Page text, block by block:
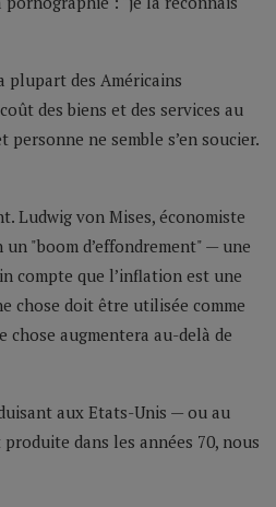
plupart des Américains
des biens et des services au
ne semble s’en soucier.
Ludwig von Mises, économiste
"boom d’effondrement" — une
compte que l’inflation est une
chose doit être utilisée comme
chose augmentera au-delà de
aux Etats-Unis — ou au
dans les années 70, nous